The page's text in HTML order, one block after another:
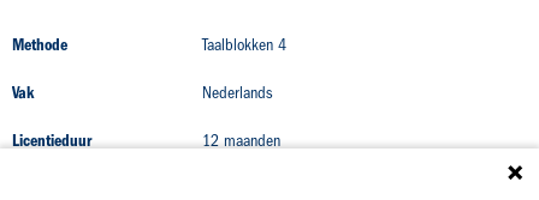
Methode Taalblokken 4
Vak Nederlands
Licentieduur 12 maanden